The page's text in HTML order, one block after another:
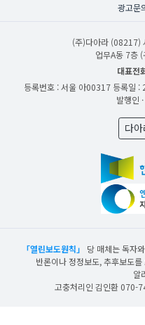
광고문
(주)다아라 (08217)
업무A동 7층
대표전
등록번호 : 서울 아00317 등록일 :
발행인
다
「열린보도원칙」
당 매체는 독자
반론이나 정정보도, 추후보도
알
고충처리인 김인환